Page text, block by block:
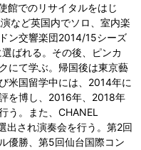
館でのリサイタルをはじ
など英国内でソロ、室内楽
ン交響楽団2014/15シーズ
ばれる。その後、ピンカ
にて学ぶ。帰国後は東京藝
米国留学中には、2014年に
を博し、2016年、2018年
う。また、CHANEL
出され演奏会を行う。第2回
優勝、第5回仙台国際コン